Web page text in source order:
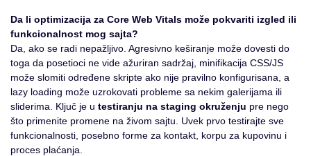
Da li optimizacija za Core Web Vitals može pokvariti izgled ili
funkcionalnost mog sajta?
Da, ako se radi nepažljivo. Agresivno keširanje može dovesti do
toga da posetioci ne vide ažuriran sadržaj, minifikacija CSS/JS
može slomiti određene skripte ako nije pravilno konfigurisana, a
lazy loading može uzrokovati probleme sa nekim galerijama ili
sliderima. Ključ je u testiranju na staging okruženju pre nego
što primenite promene na živom sajtu. Uvek prvo testirajte sve
funkcionalnosti, posebno forme za kontakt, korpu za kupovinu i
proces plaćanja.